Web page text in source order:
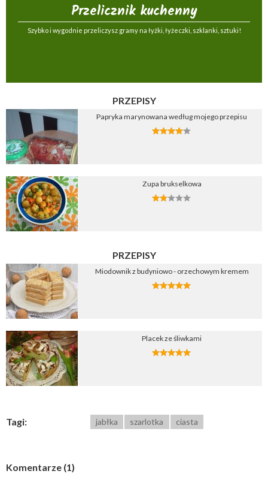
Przelicznik kuchenny
Szybko i wygodnie przeliczysz gramy na łyżki, łyżeczki, szklanki, sztuki!
PRZEPISY
Papryka marynowana według mojego przepisu
Zupa brukselkowa
PRZEPISY
Miodownik z budyniowo - orzechowym kremem
Placek ze śliwkami
Tagi: jabłka szarlotka ciasta
Komentarze (1)